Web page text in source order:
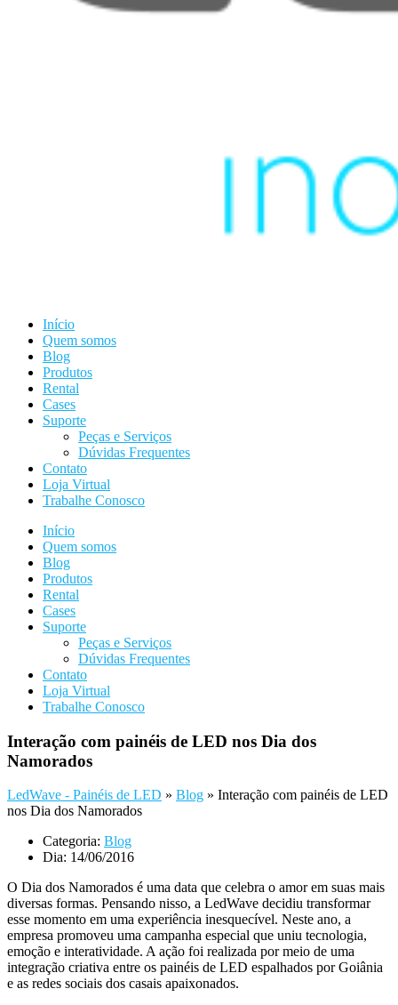
Início
Quem somos
Blog
Produtos
Rental
Cases
Suporte
Peças e Serviços
Dúvidas Frequentes
Contato
Loja Virtual
Trabalhe Conosco
Início
Quem somos
Blog
Produtos
Rental
Cases
Suporte
Peças e Serviços
Dúvidas Frequentes
Contato
Loja Virtual
Trabalhe Conosco
Interação com painéis de LED nos Dia dos
Namorados
LedWave - Painéis de LED » Blog » Interação com painéis de LED
nos Dia dos Namorados
Categoria: Blog
Dia: 14/06/2016
O Dia dos Namorados é uma data que celebra o amor em suas mais
diversas formas. Pensando nisso, a LedWave decidiu transformar
esse momento em uma experiência inesquecível. Neste ano, a
empresa promoveu uma campanha especial que uniu tecnologia,
emoção e interatividade. A ação foi realizada por meio de uma
integração criativa entre os painéis de LED espalhados por Goiânia
e as redes sociais dos casais apaixonados.